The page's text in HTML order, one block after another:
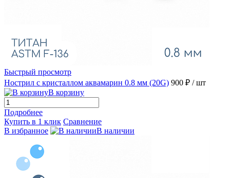
Быстрый просмотр
Нострил с кристаллом аквамарин 0.8 мм (20G) 900 ₽ / шт
В корзину
Подробнее
Купить в 1 клик Сравнение
В избранное
В наличии